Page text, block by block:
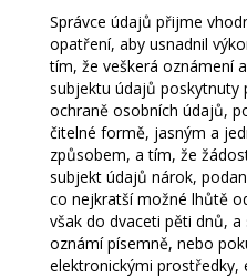
Správce údajů přijme
opatření, aby usnadnil
tím, že veškerá oznámení
subjektu údajů poskytnuty
ochraně osobních údajů,
čitelné formě, jasným a
způsobem, a tím, že
subjekt údajů nárok,
co nejkratší možné lhůtě
však do dvaceti pěti dnů,
oznámí písemně, nebo
elektronickými prostředky,